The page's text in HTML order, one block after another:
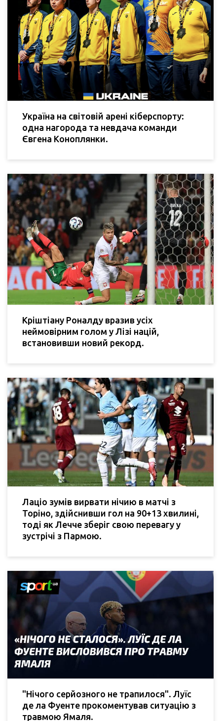
Україна на світовій арені кіберспорту:
одна нагорода та невдача команди
Євгена Коноплянки.
Кріштіану Роналду вразив усіх
неймовірним голом у Лізі націй,
встановивши новий рекорд.
Лаціо зумів вирвати нічию в матчі з
Торіно, здійснивши гол на 90+13 хвилині,
тоді як Лечче зберіг свою перевагу у
зустрічі з Пармою.
"Нічого серйозного не трапилося". Луїс
де ла Фуенте прокоментував ситуацію з
травмою Ямаля.